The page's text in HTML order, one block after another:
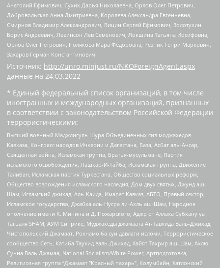
Анатолий Ефимович, Сухих Дарья Николаевна, Орлов Олег Петрович,
Добровольская Анна Дмитриевна, Королева Александра Евгеньевна,
Смирнов Владимир Александрович, Вицин Сергей Ефимович, Золотухин
Борис Андреевич, Левинсон Лев Семенович, Локшина Татьяна Иосифовна,
Орлов Олег Петрович, Полякова Мара Федоровна, Резник Генри Маркович,
Захаров Герман Константинович
Источник: http://unro.minjust.ru/NKOForeignAgent.aspx
данные на 24.03.2022
* Единый федеральный список организаций, в том числе
иностранных и международных организаций, признанных
в соответствии с законодательством Российской Федерации
террористическими:
Высший военный Маджлисуль Шура Объединенных сил моджахедов
Кавказа, Конгресс народов Ичкерии и Дагестана, База, Асбат аль-Ансар,
Священная война, Исламская группа, Братья-мусульмане, Партия
исламского освобождения, Лашкар-И-Тайба, Исламская группа, Движение
Талибан, Исламская партия Туркестана, Общество социальных реформ,
Общество возрождения исламского наследия, Дом двух святых, Джунд аш-
Шам, Исламский джихад, Аль-Каида, Имарат Кавказ, АБТО, Правый сектор,
Исламское государство, Джабха аль-Нусра ли-Ахль аш-Шам, Народное
ополчение имени К. Минина и Д. Пожарского, Аджр от Аллаха Субхану уа
Тагьаля SHAM, АУМ Синрике, Муджахеды джамаата Ат-Тавхида Валь-Джихад,
Чистопольский Джамаат, Рохнамо ба суи давлати исломи, Террористическое
сообщество Сеть, Катиба Таухид валь-Джихад, Хайят Тахрир аш-Шам, Ахлю
Сунна Валь Джамаа, National Socialism/White Power, Артподготовка,
Религиозная группа “Джамаат “Красный пахарь”, Колумбайн, Хатлонский